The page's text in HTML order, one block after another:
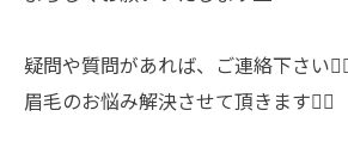
疑問や質問があれば、ご連絡下さい
眉毛のお悩み解決させて頂きます🙇‍♀️